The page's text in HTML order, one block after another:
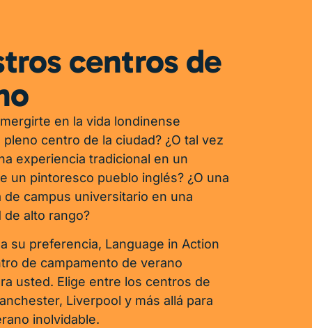
centros de
en la vida londinense
centro de la ciudad? ¿O tal vez
experiencia tradicional en un
un pintoresco pueblo inglés? ¿O una
de campus universitario en una
de alto rango?
su preferencia, Language in Action
de campamento de verano
usted. Elige entre los centros de
Liverpool y más allá para
inolvidable.